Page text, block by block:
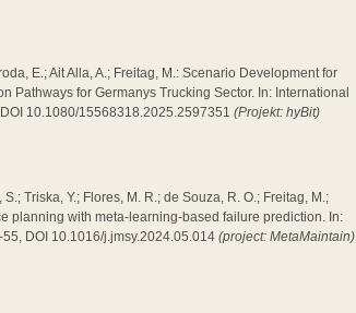
E.; Ait Alla, A.; Freitag, M.: Scenario Development for
for Germanys Trucking Sector. In: International
10.1080/15568318.2025.2597351(Projekt: hyBit)
Triska, Y.; Flores, M. R.; de Souza, R. O.; Freitag, M.;
planning with meta-learning-based failure prediction. In:
DOI 10.1016/j.jmsy.2024.05.014(project: MetaMaintain)